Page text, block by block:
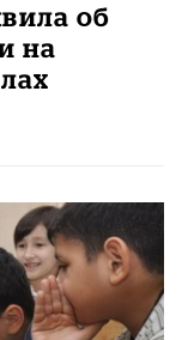
об
на